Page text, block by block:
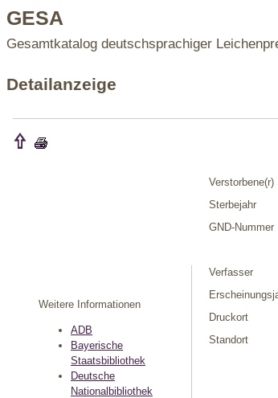
GESA
Gesamtkatalog deutschsprachiger
Detailanzeige
Weitere Informationen
ADB
Bayerische
Staatsbibliothek
Deutsche
Nationalbibliothek
Verstorbene(r)
Sterbejahr
GND-Nummer
Verfasser
Druckort
Standort